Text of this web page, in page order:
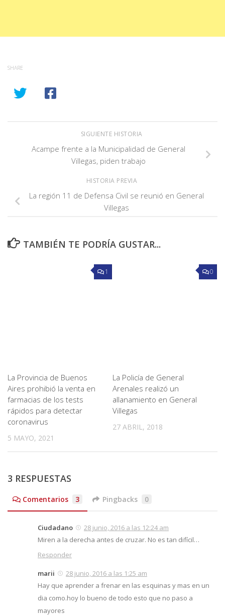
SHARE
SIGUIENTE HISTORIA
Acampe frente a la Municipalidad de General
Villegas, piden trabajo
HISTORIA PREVIA
La región 11 de Defensa Civil se reunió en General
Villegas
TAMBIÉN TE PODRÍA GUSTAR...
1
La Provincia de Buenos
Aires prohibió la venta en
farmacias de los tests
rápidos para detectar
coronavirus
5 MAYO, 2021
0
La Policía de General
Arenales realizó un
allanamiento en General
Villegas
27 ABRIL, 2018
3 RESPUESTAS
Comentarios 3 Pingbacks 0
Ciudadano
28 junio, 2016 a las 12:24 am
Miren a la derecha antes de cruzar. No es tan difícil…
Responder
marii
28 junio, 2016 a las 1:25 am
Hay que aprender a frenar en las esquinas y mas en un
dia como.hoy lo bueno de todo esto que no paso a
mayores